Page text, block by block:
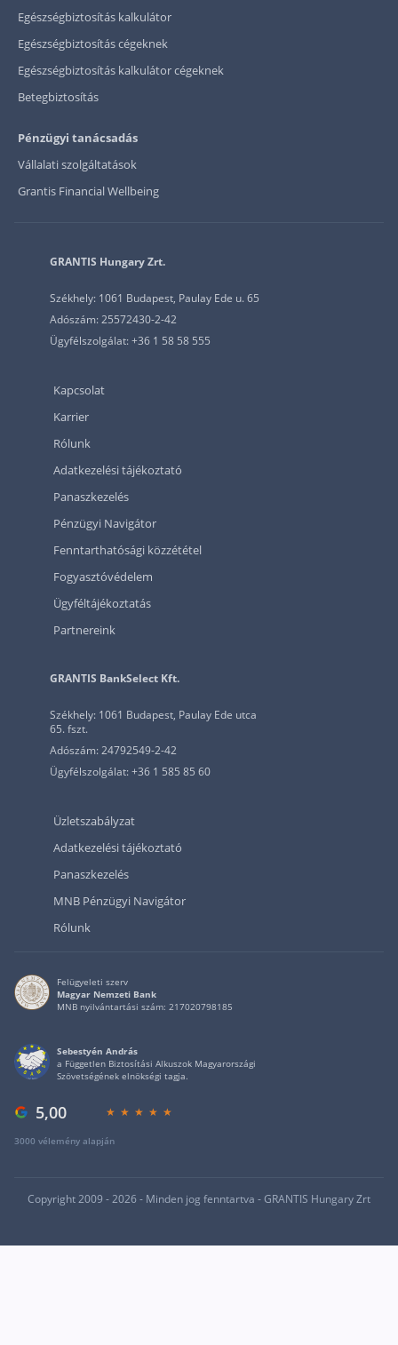
Egészségbiztosítás kalkulátor
Egészségbiztosítás cégeknek
Egészségbiztosítás kalkulátor cégeknek
Betegbiztosítás
Pénzügyi tanácsadás
Vállalati szolgáltatások
Grantis Financial Wellbeing
GRANTIS Hungary Zrt.
Székhely: 1061 Budapest, Paulay Ede u. 65
Adószám: 25572430-2-42
Ügyfélszolgálat: +36 1 58 58 555
Kapcsolat
Karrier
Rólunk
Adatkezelési tájékoztató
Panaszkezelés
Pénzügyi Navigátor
Fenntarthatósági közzététel
Fogyasztóvédelem
Ügyféltájékoztatás
Partnereink
GRANTIS BankSelect Kft.
Székhely: 1061 Budapest, Paulay Ede utca
65. fszt.
Adószám: 24792549-2-42
Ügyfélszolgálat: +36 1 585 85 60
Üzletszabályzat
Adatkezelési tájékoztató
Panaszkezelés
MNB Pénzügyi Navigátor
Rólunk
Felügyeleti szerv
Magyar Nemzeti Bank
MNB nyilvántartási szám: 217020798185
Sebestyén András
a Független Biztosítási Alkuszok Magyarországi
Szövetségének elnökségi tagja.
5,00
3000 vélemény alapján
Copyright 2009 - 2026 - Minden jog fenntartva - GRANTIS Hungary Zrt